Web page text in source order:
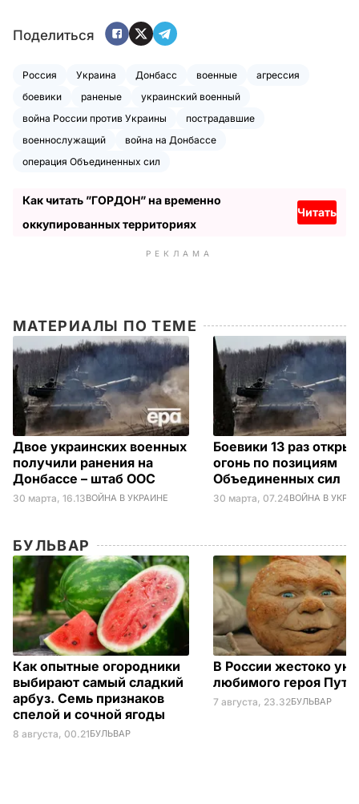
Поделиться
Россия Украина Донбасс военные
агрессия
боевики
раненые
украинский военный
война России против Украины
пострадавшие
военнослужащий
война на Донбассе
операция Объединенных сил
Как читать ”ГОРДОН” на временно
оккупированных территориях
Читать
РЕКЛАМА
МАТЕРИАЛЫ ПО ТЕМЕ
Двое украинских военных
получили ранения на
Донбассе – штаб ООС
30 марта, 16.13ВОЙНА В УКРАИНЕ
Боевики 13 раз
огонь по позициям
Объединенных сил
30 марта, 07.24ВОЙНА В
БУЛЬВАР
Как опытные огородники
выбирают самый сладкий
арбуз. Семь признаков
спелой и сочной ягоды
8 августа, 00.21БУЛЬВАР
В России жестоко
любимого героя
7 августа, 23.32БУЛЬВАР